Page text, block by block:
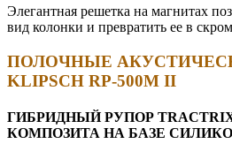
Элегантная решетка на магнитах
вид колонки и превратить ее в
ПОЛОЧНЫЕ
KLIPSCH RP-500M II
ГИБРИДНЫЙ РУПОР TRACTRIX
КОМПОЗИТА НА БАЗЕ